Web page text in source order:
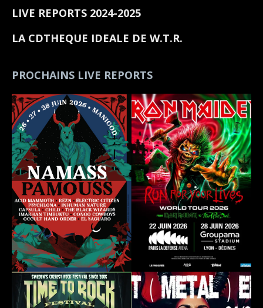
LIVE REPORTS 2024-2025
LA CDTHEQUE IDEALE DE W.T.R.
PROCHAINS LIVE REPORTS